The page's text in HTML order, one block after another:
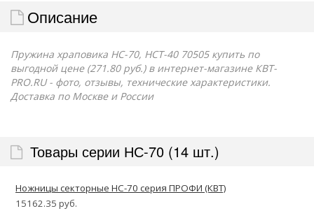
Описание
Пружина храповика НС-70, НСТ-40 70505 купить по
выгодной цене (271.80 руб.) в интернет-магазине КВТ-
PRO.RU - фото, отзывы, технические характеристики.
Доставка по Москве и России
Товары серии НС-70 (14 шт.)
Ножницы секторные НС-70 серия ПРОФИ (КВТ)
15162.35 руб.